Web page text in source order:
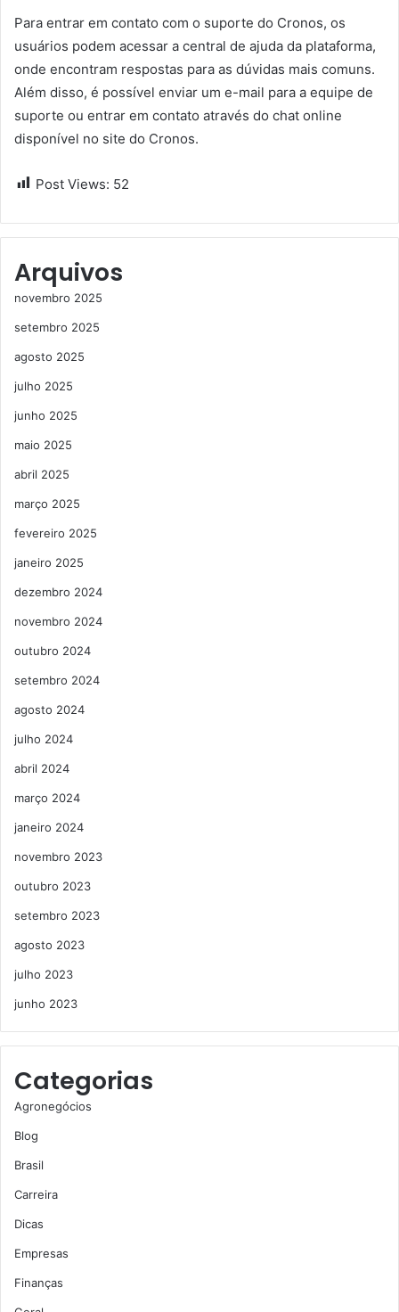
Para entrar em contato com o suporte do Cronos, os
usuários podem acessar a central de ajuda da plataforma,
onde encontram respostas para as dúvidas mais comuns.
Além disso, é possível enviar um e-mail para a equipe de
suporte ou entrar em contato através do chat online
disponível no site do Cronos.
Post Views: 52
Arquivos
novembro 2025
setembro 2025
agosto 2025
julho 2025
junho 2025
maio 2025
abril 2025
março 2025
fevereiro 2025
janeiro 2025
dezembro 2024
novembro 2024
outubro 2024
setembro 2024
agosto 2024
julho 2024
abril 2024
março 2024
janeiro 2024
novembro 2023
outubro 2023
setembro 2023
agosto 2023
julho 2023
junho 2023
Categorias
Agronegócios
Blog
Brasil
Carreira
Dicas
Empresas
Finanças